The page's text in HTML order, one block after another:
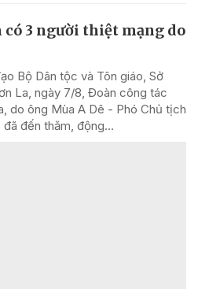
3 người thiệt mạng do
Bộ Dân tộc và Tôn giáo, Sở
La, ngày 7/8, Đoàn công tác
do ông Mùa A Dê - Phó Chủ tịch
đến thăm, động...